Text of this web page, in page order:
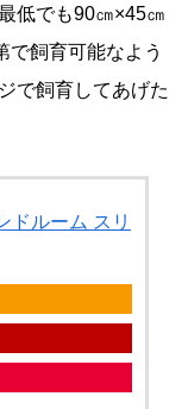
低でも90㎝×45㎝
で飼育可能なよう
で飼育してあげた
ドルーム スリ